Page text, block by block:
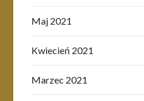
Maj 2021
Kwiecień 2021
Marzec 2021